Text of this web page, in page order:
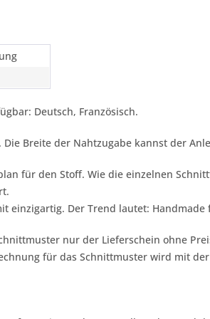
Deutsch, Französisch.
Breite der Nahtzugabe kannst der
für den Stoff. Wie die einzelnen
einzigartig. Der Trend lautet: Handmade
nur der Lieferschein ohne
für das Schnittmuster wird mit